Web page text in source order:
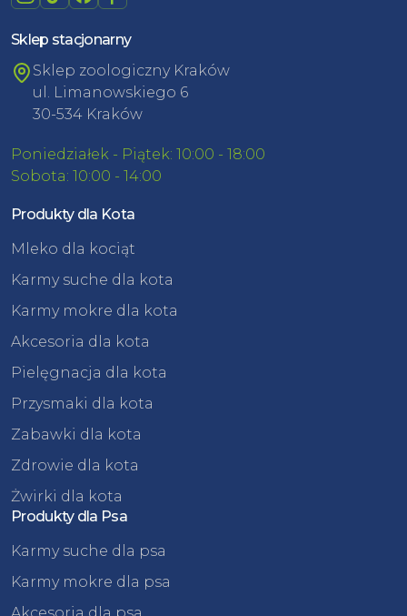
Sklep stacjonarny
Sklep zoologiczny Kraków
ul. Limanowskiego 6
30-534 Kraków
Poniedziałek - Piątek: 10:00 - 18:00
Sobota: 10:00 - 14:00
Produkty dla Kota
Mleko dla kociąt
Karmy suche dla kota
Karmy mokre dla kota
Akcesoria dla kota
Pielęgnacja dla kota
Przysmaki dla kota
Zabawki dla kota
Zdrowie dla kota
Żwirki dla kota
Produkty dla Psa
Karmy suche dla psa
Karmy mokre dla psa